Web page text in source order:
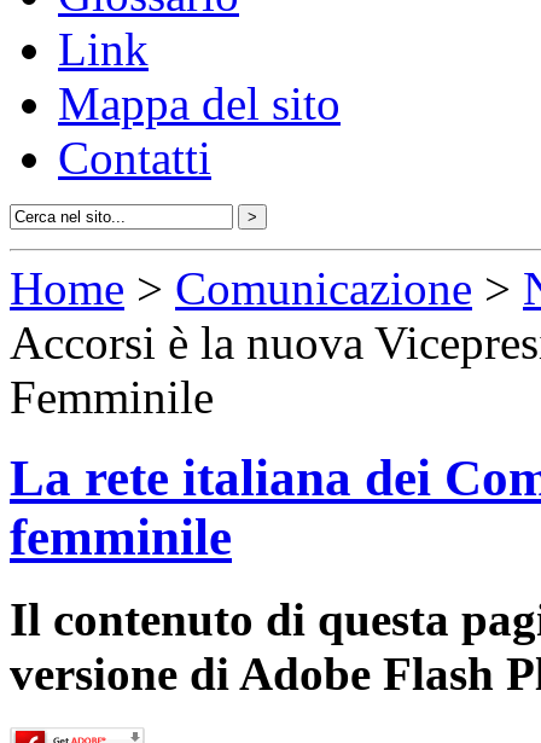
Link
Mappa del sito
Contatti
Home > Comunicazione >
Accorsi è la nuova
Femminile
La rete italiana dei
femminile
Il contenuto di questa
versione di Adobe Flash